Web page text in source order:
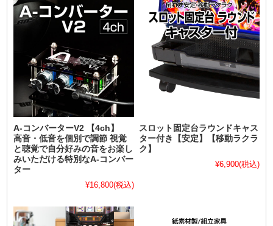
A-コンバーターV2 【4ch】
高音・低音を個別で調節 視覚
と聴覚で自分好みの音をお楽し
みいただける特別なA-コンバー
ター
¥16,800(税込)
スロット固定台ラウンドキャス
ター付き【安定】【移動ラクラ
ク】
¥6,900(税込)